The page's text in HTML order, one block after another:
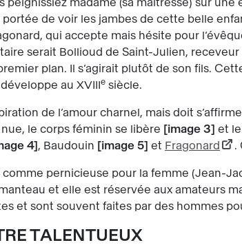
peignissiez madame (sa maîtresse) sur
portée de voir les jambes de cette belle
qui accepte mais hésite pour
serait Bollioud de Saint-Julien,
plan. Il s’agirait plutôt de son fils.
au XVIIIe siècle.
de l’amour charnel, mais doit
le corps féminin se libère image 3
et
4 , Baudouin image 5 et Fragonard .
pernicieuse pour la femme (Jean-
et elle est réservée aux amateurs
et sont souvent faites par des hommes
TALENTUEUX